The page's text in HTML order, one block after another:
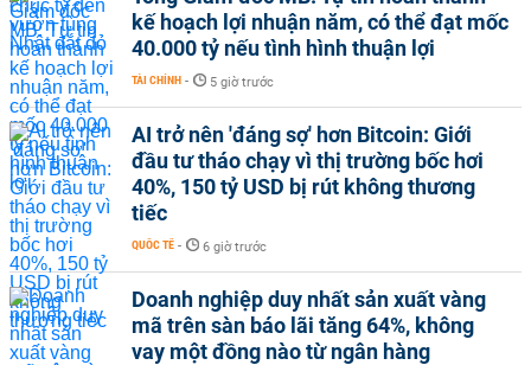
kế hoạch lợi nhuận năm, có thể đạt mốc
40.000 tỷ nếu tình hình thuận lợi
TÀI CHÍNH - 5 giờ trước
AI trở nên 'đáng sợ' hơn Bitcoin: Giới
đầu tư tháo chạy vì thị trường bốc hơi
40%, 150 tỷ USD bị rút không thương
tiếc
QUỐC TẾ - 6 giờ trước
Doanh nghiệp duy nhất sản xuất vàng
mã trên sàn báo lãi tăng 64%, không
vay một đồng nào từ ngân hàng